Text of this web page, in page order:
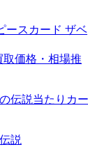
ースカード ザベ
価格・相場推
説